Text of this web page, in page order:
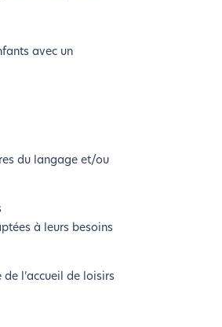
avec un
du langage et/ou
à leurs besoins
l’accueil de loisirs